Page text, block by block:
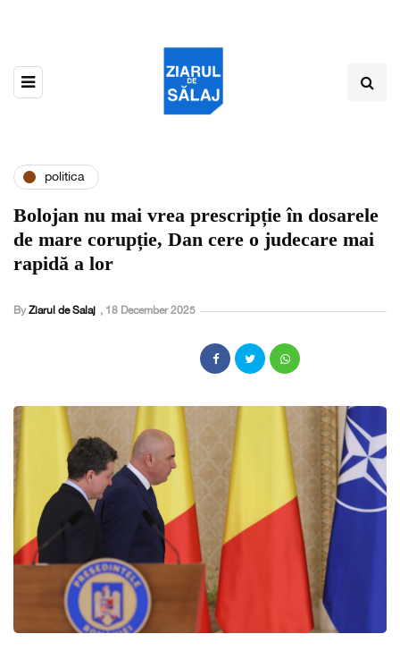
politica
Bolojan nu mai vrea prescripție în dosarele
de mare corupție, Dan cere o judecare mai
rapidă a lor
By Ziarul de Salaj , 18 December 2025